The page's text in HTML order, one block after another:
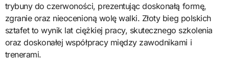
trybuny do czerwoności, prezentując doskonałą formę,
zgranie oraz nieocenioną wolę walki. Złoty bieg polskich
sztafet to wynik lat ciężkiej pracy, skutecznego szkolenia
oraz doskonałej współpracy między zawodnikami i
trenerami.